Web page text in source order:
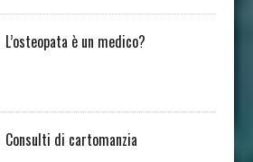
L’osteopata è un medico?
Consulti di cartomanzia